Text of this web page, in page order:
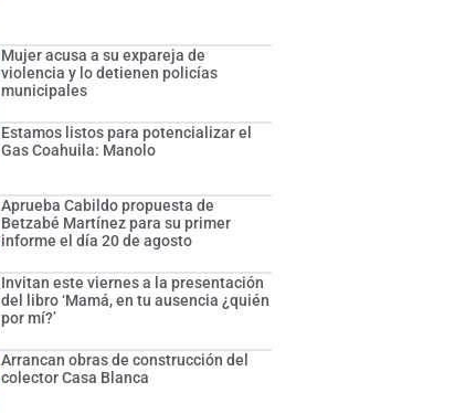
Mujer acusa a su expareja de
violencia y lo detienen policías
municipales
Estamos listos para potencializar el
Gas Coahuila: Manolo
Aprueba Cabildo propuesta de
Betzabé Martínez para su primer
informe el día 20 de agosto
Invitan este viernes a la presentación
del libro ‘Mamá, en tu ausencia ¿quién
por mí?’
Arrancan obras de construcción del
colector Casa Blanca